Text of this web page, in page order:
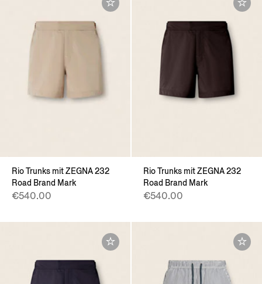
Rio Trunks mit ZEGNA 232
Road Brand Mark
€540.00
Rio Trunks mit ZEGNA 232
Road Brand Mark
€540.00